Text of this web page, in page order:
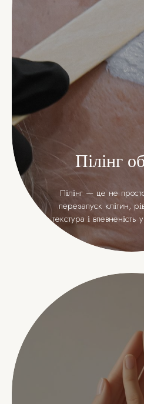
Пілінг
Пілінг — це не
перезапуск клітин,
текстура і впевненість